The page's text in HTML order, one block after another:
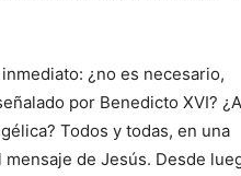
¿no es necesario,
por Benedicto XVI? ¿A
Todos y todas, en una
de Jesús. Desde